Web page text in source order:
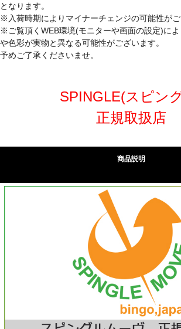
となります。
※入荷時期によりマイナーチェンジの可能性がご
※ご覧頂くWEB環境(モニターや画面の設定)に
や色彩が実物と異なる可能性がございます。
予めご了承くださいませ。
SPINGLE(スピン
正規取扱店
商品説明